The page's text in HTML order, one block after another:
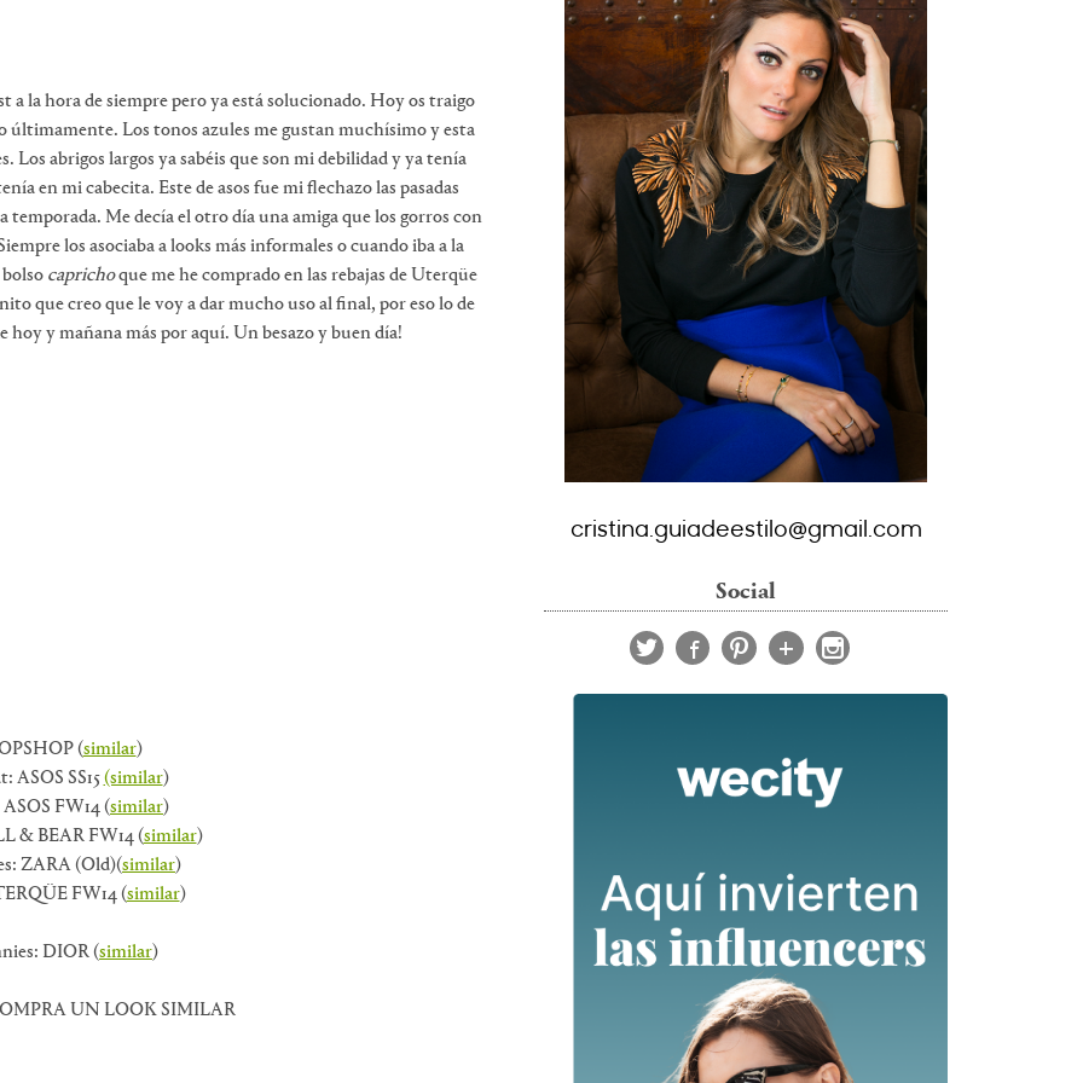
a la hora de siempre pero ya está solucionado. Hoy os traigo
últimamente. Los tonos azules me gustan muchísimo y esta
abrigos largos ya sabéis que son mi debilidad y ya tenía
en mi cabecita. Este de asos fue mi flechazo las pasadas
Me decía el otro día una amiga que los gorros con
los asociaba a looks más informales o cuando iba a la
caprichoque me he comprado en las rebajas de Uterqüe
que creo que le voy a dar mucho uso al final, por eso lo de
hoy y mañana más por aquí. Un besazo y buen día!
(similar)
ASOS SS15(similar)
FW14 (similar)
& BEAR FW14 (similar)
ZARA (Old)(similar)
FW14 (similar)
DIOR (similar)
UN LOOK SIMILAR
cristina.guiadeestilo@gmail.com
Social